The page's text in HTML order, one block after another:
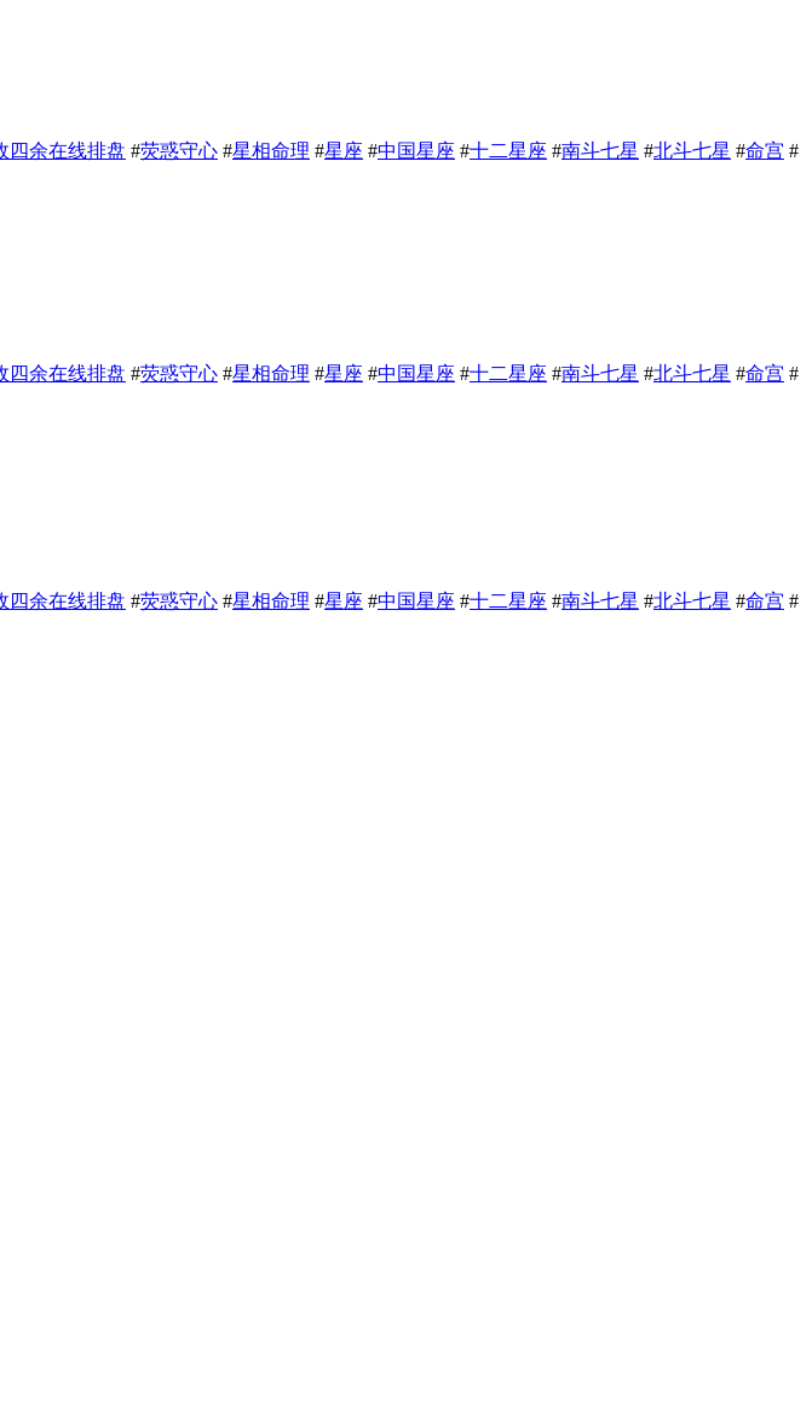
四余在线排盘 #荧惑守心 #星相命理 #星座 #中国星座 #十二星座 #南斗七星 #北斗七星 #命宫 #
四余在线排盘 #荧惑守心 #星相命理 #星座 #中国星座 #十二星座 #南斗七星 #北斗七星 #命宫 #
四余在线排盘 #荧惑守心 #星相命理 #星座 #中国星座 #十二星座 #南斗七星 #北斗七星 #命宫 #